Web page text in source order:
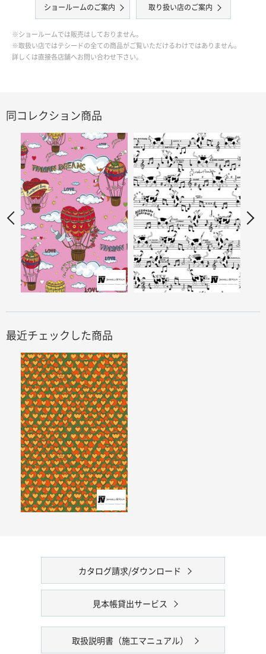
ショールームのご案内 取り扱い店のご案内
※ショールームでは販売はしておりません。
※取扱い店ではテシードの全ての商品がご覧いただけるわけではありません。
詳しくは直接各店舗へお問い合わせ下さい。
同コレクション商品
最近チェックした商品
カタログ請求/ダウンロード
見本帳貸出サービス
取扱説明書（施工マニュアル）